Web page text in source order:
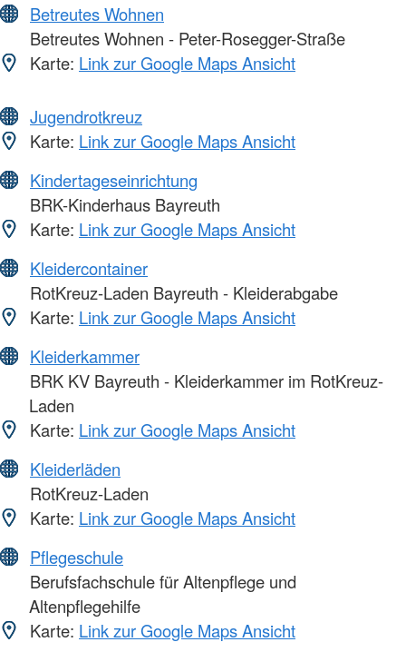
Betreutes Wohnen
Betreutes Wohnen - Peter-Rosegger-Straße
Karte: Link zur Google Maps Ansicht
Jugendrotkreuz
Karte: Link zur Google Maps Ansicht
Kindertageseinrichtung
BRK-Kinderhaus Bayreuth
Karte: Link zur Google Maps Ansicht
Kleidercontainer
RotKreuz-Laden Bayreuth - Kleiderabgabe
Karte: Link zur Google Maps Ansicht
Kleiderkammer
BRK KV Bayreuth - Kleiderkammer im RotKreuz-
Laden
Karte: Link zur Google Maps Ansicht
Kleiderläden
RotKreuz-Laden
Karte: Link zur Google Maps Ansicht
Pflegeschule
Berufsfachschule für Altenpflege und
Altenpflegehilfe
Karte: Link zur Google Maps Ansicht